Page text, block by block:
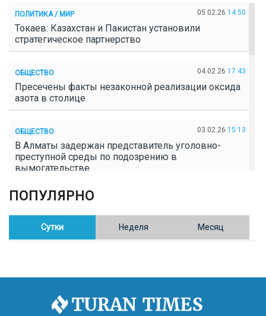
ПОЛИТИКА / МИР 05.02.26 14:50
Токаев: Казахстан и Пакистан установили
стратегическое партнерство
ОБЩЕСТВО 04.02.26 17:43
Пресечены факты незаконной реализации оксида
азота в столице
ОБЩЕСТВО 03.02.26 15:13
В Алматы задержан представитель уголовно-
преступной среды по подозрению в
вымогательстве
ОБЩЕСТВО
Полицейские пресекли незаконное выращивание
конопли в Таразе
Казахстан возглавил Договор о зоне, свободной от
ПОПУЛЯРНО
Сутки Неделя Месяц